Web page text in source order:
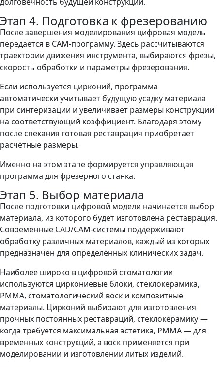
Этап 4. Подготовка к фрезерованию
После завершения моделирования цифровая модель
передаётся в CAM-программу. Здесь рассчитываются
траектории движения инструмента, выбираются фрезы,
скорость обработки и параметры фрезерования.
Если используется цирконий, программа
автоматически учитывает будущую усадку материала
при синтеризации и увеличивает размеры конструкции
на соответствующий коэффициент. Благодаря этому
после спекания готовая реставрация приобретает
расчётные размеры.
Именно на этом этапе формируется управляющая
программа для фрезерного станка.
Этап 5. Выбор материала
После подготовки цифровой модели начинается выбор
материала, из которого будет изготовлена реставрация.
Современные CAD/CAM-системы поддерживают
обработку различных материалов, каждый из которых
предназначен для определённых клинических задач.
Наиболее широко в цифровой стоматологии
используются циркониевые блоки, стеклокерамика,
PMMA, стоматологический воск и композитные
материалы. Цирконий выбирают для изготовления
прочных постоянных реставраций, стеклокерамику —
когда требуется максимальная эстетика, PMMA — для
временных конструкций, а воск применяется при
моделировании и изготовлении литых изделий.